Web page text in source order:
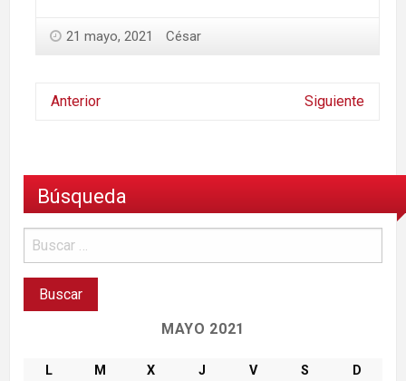
21 mayo, 2021 César
Anterior Siguiente
Búsqueda
MAYO 2021
L M X J V S
D